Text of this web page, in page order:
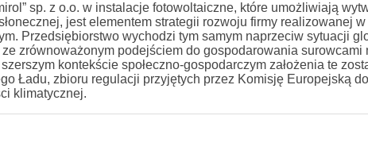
sp. z o.o. w instalacje fotowoltaiczne, które umożliwiają
jest elementem strategii rozwoju firmy realizowanej
Przedsiębiorstwo wychodzi tym samym naprzeciw sytuacji
zrównoważonym podejściem do gospodarowania
kontekście społeczno-gospodarczym założenia te
Ładu, zbioru regulacji przyjętych przez Komisję Europejską
klimatycznej.